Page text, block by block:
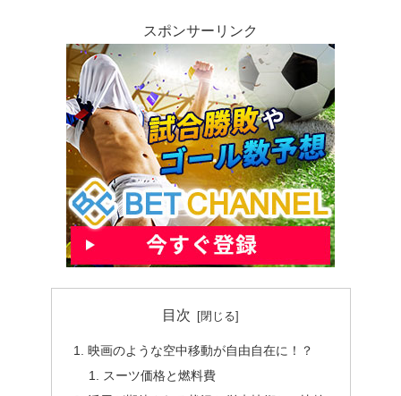
スポンサーリンク
目次
映画のような空中移動が自由自在に！？
スーツ価格と燃料費